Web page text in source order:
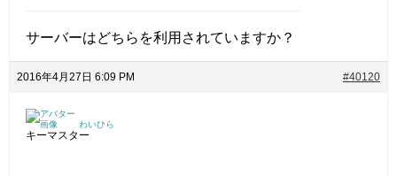
サーバーはどちらを利用されていますか？
2016年4月27日 6:09 PM #40120
わいひら
キーマスター